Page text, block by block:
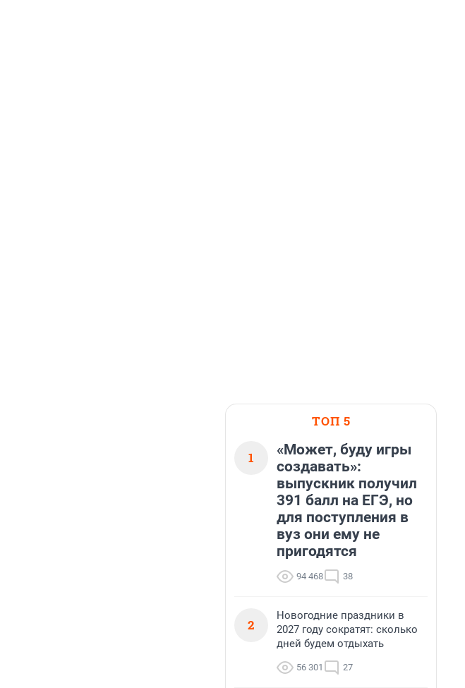
ТОП 5
1
«Может, буду игры
создавать»:
выпускник получил
391 балл на ЕГЭ, но
для поступления в
вуз они ему не
пригодятся
94 468 38
2
Новогодние праздники в
2027 году сократят: сколько
дней будем отдыхать
56 301 27